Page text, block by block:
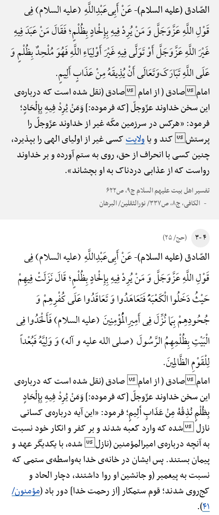
الصّادق (علیه السلام)-عَنْ أَبِی‌عَبْدِ‌اللَّهِ (علیه السلام) فِی
قَوْلِ اللَّهِ عَزَّ‌وَ‌جَلَّ وَ مَنْ یُرِدْ فِیهِ بِإِلْحادٍ بِظُلْمٍ؛ فَقَالَ مَنْ عَبَدَ فِیهِ
غَیْرَ اللَّهِ عَزَّ‌وَ‌جَلَّ أَوْ تَوَلَّی فِیهِ غَیْرَ أَوْلِیَاءِ اللَّهِ فَهُوَ مُلْحِدٌ بِظُلْمٍ وَ
عَلَی اللَّهِ تَبَارَکَ‌وَ‌تَعَالَی أَنْ یُذِیقَهُ مِنْ عَذَابٍ أَلِیمٍ.
امامصادق ( از امام صادق (نقل شده است که درباره‌ی
این سخن خداوند عزّوجلّ [که فرموده:] وَمَنْ یُرِدْ فِیهِ بِإِلْحَادٍ؛
فرمود: «هرکس در سرزمین مکّه غیر از خداوند عزّوجلّ را
پرستش کند و یاولایتکسی غیر از اولیای الهی را بپذیرد،
چنین کسی با انحراف از حق، روی به ستم آورده و بر خداوند
رواست که از عذابی دردناک به او بچشاند».
تفسیر اهل بیت علیهم السلام ج۹، ص۶۲۲
الکافی، ج۸، ص۳۳۷/ نورالثقلین/ البرهان
۴ -۳ (حج/ ۲۵)
الصّادق (علیه السلام)-عَنْ أَبِی‌عَبْدِ‌اللَّهِ (علیه السلام) فِی
قَوْلِ اللَّهِ عَزَّ‌وَ‌جَلَّ وَ مَنْ یُرِدْ فِیهِ بِإِلْحادٍ بِظُلْمٍ؛ قَالَ نَزَلَتْ فِیهِمْ
حَیْثُ دَخَلُوا الْکَعْبَهًَْ فَتَعَاهَدُوا وَ تَعَاقَدُوا عَلَی کُفْرِهِمْ وَ
جُحُودِهِمْ بِمَا نُزِّلَ فِی أَمِیرِالْمُؤْمِنِینَ (علیه السلام) فَأَلْحَدُوا فِی
الْبَیْتِ بِظُلْمِهِمُ الرَّسُولَ (صلی الله علیه و آله) وَ وَلِیَّهُ فَبُعْداً
لِلْقَوْمِ الظَّالِمِینَ.
امامصادق ( از امام صادق (نقل شده است که درباره‌ی
این سخن خداوند عزّوجلّ [که فرموده:] وَمَنْ یُرِدْ فِیهِ بِإِلْحَادٍ
بِظُلْمٍ نُذِقْهُ مِنْ عَذَابٍ أَلِیمٍ؛ فرمود: «این آیه درباره‌ی کسانی
نازل شده که وارد کعبه شدند و بر کفر و انکار خود نسبت
به آنچه درباره‌ی امیرالمؤمنین (نازل شده، با یکدیگر عهد و
پیمان بستند. پس ایشان در خانه‌ی خدا به‌واسطه‌ی ستمی که
نسبت به پیغمبر (و جانشین او روا داشتند، دچار الحاد و
کج‌روی شدند؛ قوم ستمکار [از رحمت خدا] دور باد (مؤمنون/
۴۱).